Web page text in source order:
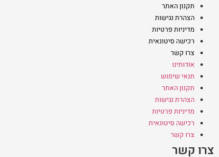
תקנון האתר
הצהרת נגישות
מדיניות פרטיות
רכישה סיטונאית
צרו קשר
אודותינו
תנאי שימוש
תקנון האתר
הצהרת נגישות
מדיניות פרטיות
רכישה סיטונאית
צרו קשר
צרו קשר